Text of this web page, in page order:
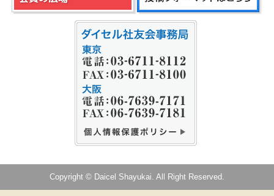
Copyright © Daicel Shayukai. All Right Reserved.